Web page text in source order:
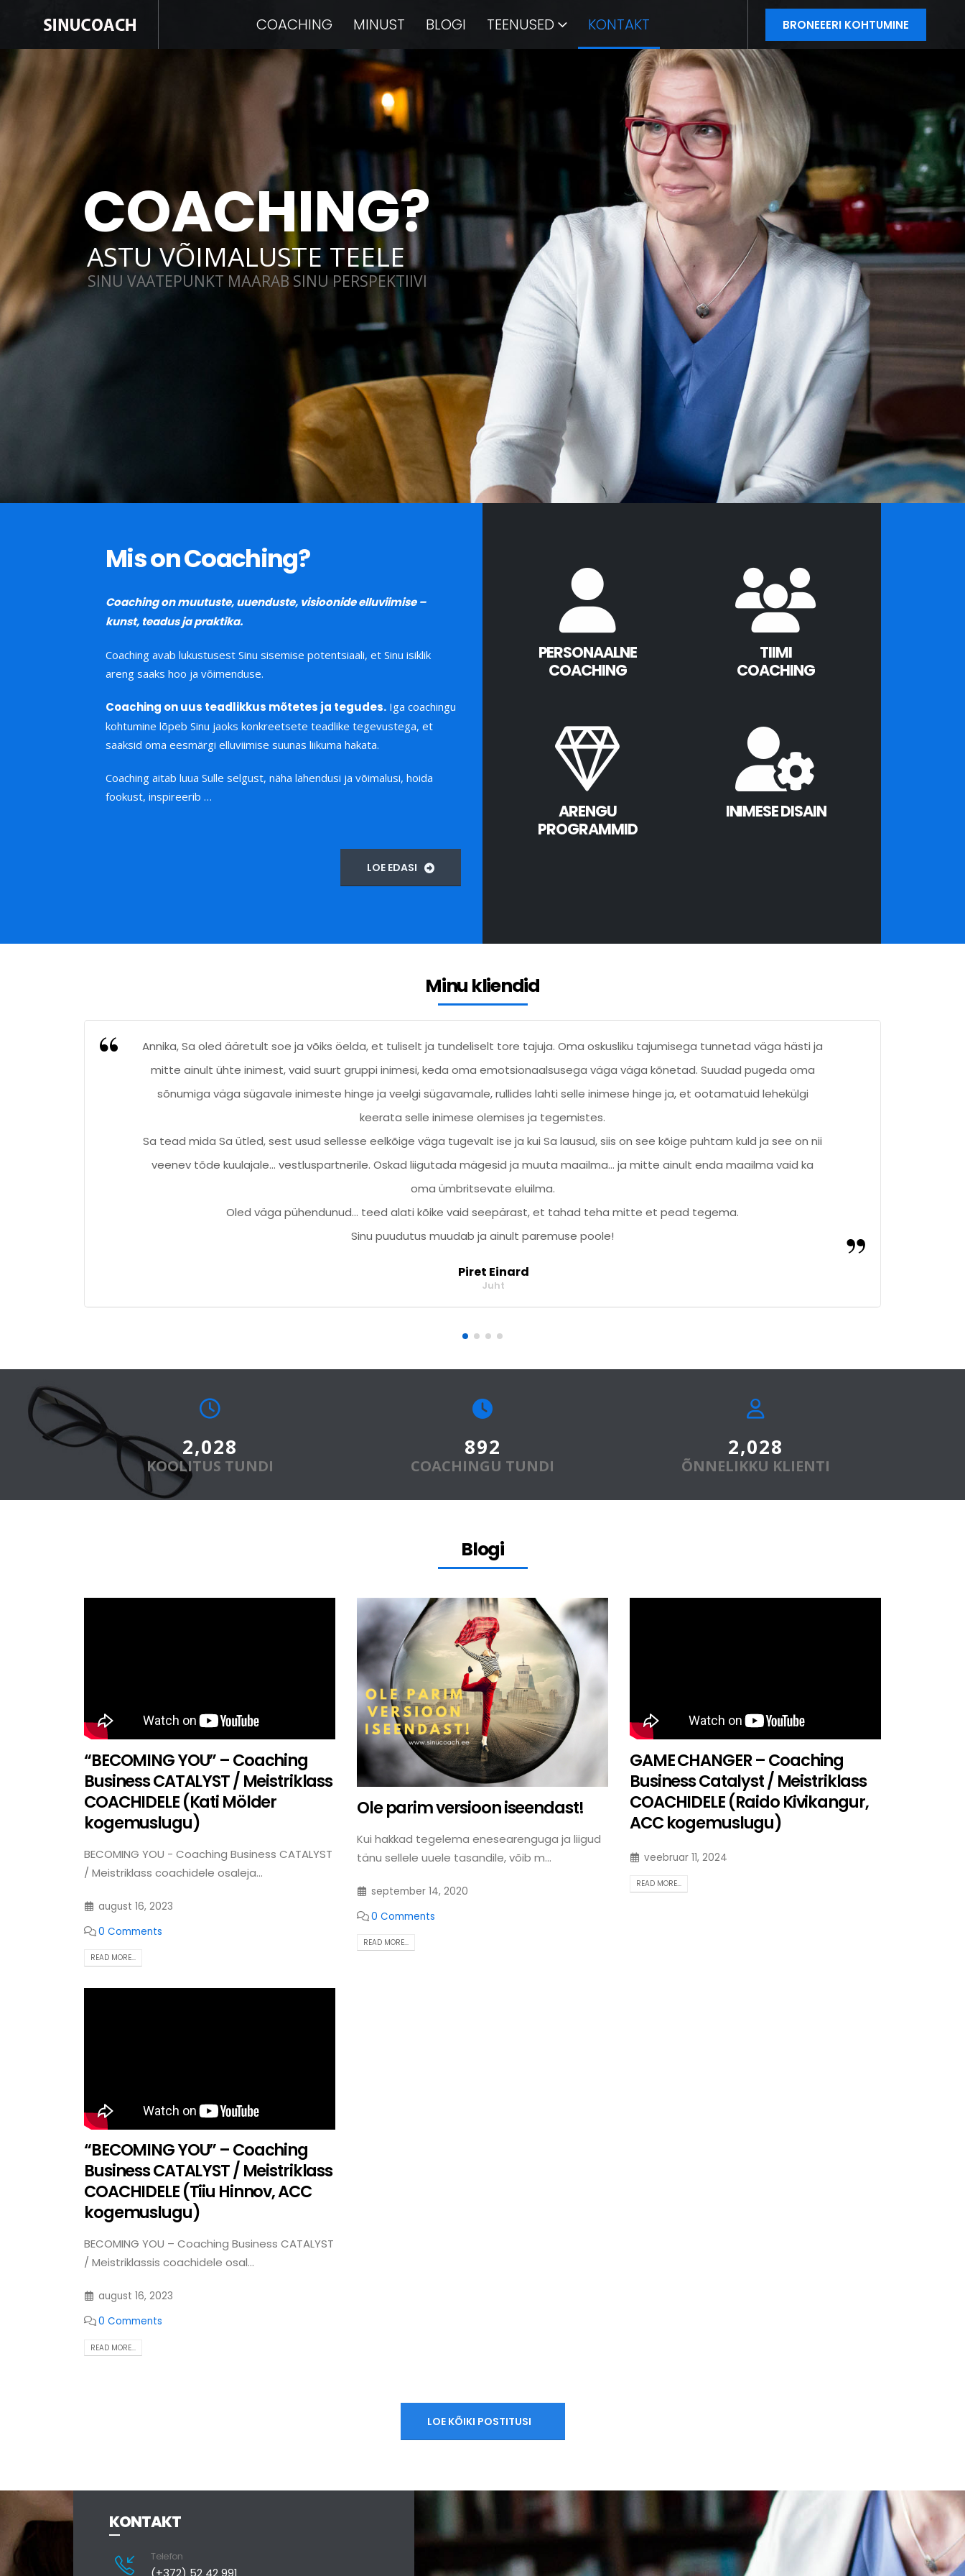
COACHING MINUST BLOGI TEENUSED KONTAKT BRONEEERI KOHTUMINE
COACHING?
ASTU VÕIMALUSTE TEELE
SINU VAATEPUNKT MÄÄRAB SINU PERSPEKTIIVI
Mis on Coaching?
Coaching on muutuste, uuenduste, visioonide elluviimise –
kunst, teadus ja praktika.
Coaching avab lukustusest Sinu sisemise potentsiaali, et Sinu isiklik
areng saaks hoo ja võimenduse.
Coaching on uus teadlikkus mõtetes ja tegudes. Iga coachingu
kohtumine lõpeb Sinu jaoks konkreetsete teadlike tegevustega, et
saaksid oma eesmärgi elluviimise suunas liikuma hakata.
Coaching aitab luua Sulle selgust, näha lahendusi ja võimalusi, hoida
fookust, inspireerib …
LOE EDASI
PERSONAALNE
COACHING
TIIMI
COACHING
ARENGU
PROGRAMMID
INIMESE DISAIN
Minu kliendid
Annika, Sa oled ääretult soe ja võiks öelda, et tuliselt ja tundeliselt tore tajuja. Oma oskusliku tajumisega tunnetad väga hästi ja
mitte ainult ühte inimest, vaid suurt gruppi inimesi, keda oma emotsionaalsusega väga väga kõnetad. Suudad pugeda oma
sõnumiga väga sügavale inimeste hinge ja veelgi sügavamale, rullides lahti selle inimese hinge ja, et ootamatuid lehekülgi
keerata selle inimese olemises ja tegemistes.
Sa tead mida Sa ütled, sest usud sellesse eelkõige väga tugevalt ise ja kui Sa lausud, siis on see kõige puhtam kuld ja see on nii
veenev tõde kuulajale… vestluspartnerile. Oskad liigutada mägesid ja muuta maailma… ja mitte ainult enda maailma vaid ka
oma ümbritsevate eluilma.
Oled väga pühendunud… teed alati kõike vaid seepärast, et tahad teha mitte et pead tegema.
Sinu puudutus muudab ja ainult paremuse poole!
Piret Einard
Juht
2,500+
KOOLITUS TUNDI
1,100
COACHINGU TUNDI
2,500+
ÕNNELIKKU KLIENTI
Blogi
“BECOMING YOU” – Coaching
Business CATALYST / Meistriklass
COACHIDELE (Kati Mölder
kogemuslugu)
BECOMING YOU - Coaching Business CATALYST
/ Meistriklass coachidele osaleja...
august 16, 2023
0 Comments
READ MORE...
Ole parim versioon iseendast!
Kui hakkad tegelema enesearenguga ja liigud
tänu sellele uuele tasandile, võib m...
september 14, 2020
0 Comments
READ MORE...
GAME CHANGER – Coaching
Business Catalyst / Meistriklass
COACHIDELE (Raido Kivikangur,
ACC kogemuslugu)
veebruar 11, 2024
READ MORE...
“BECOMING YOU” – Coaching
Business CATALYST / Meistriklass
COACHIDELE (Tiiu Hinnov, ACC
kogemuslugu)
BECOMING YOU – Coaching Business CATALYST
/ Meistriklassis coachidele osal...
august 16, 2023
0 Comments
READ MORE...
LOE KÕIKI POSTITUSI
KONTAKT
Telefon
(+372) 52 42 991